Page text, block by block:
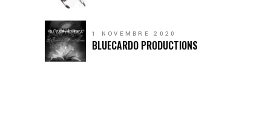
1 NOVEMBRE 2020
BLUECARDO PRODUCTIONS